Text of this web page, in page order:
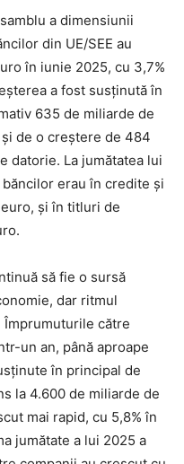
a dimensiunii
din UE/SEE au
în iunie 2025, cu 3,7%
a fost susținută în
635 de miliarde de
de o creștere de 484
datorie. La jumătatea lui
erau în credite și
și în titluri de
să fie o sursă
dar ritmul
către
un an, până aproape
în principal de
la 4.600 de miliarde de
mai rapid, cu 5,8% în
jumătate a lui 2025 a